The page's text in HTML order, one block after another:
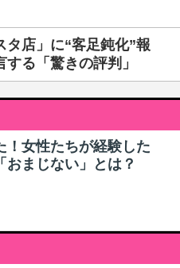
店」に“客足鈍化”報
る「驚きの評判」
！女性たちが経験した
おまじない」とは？